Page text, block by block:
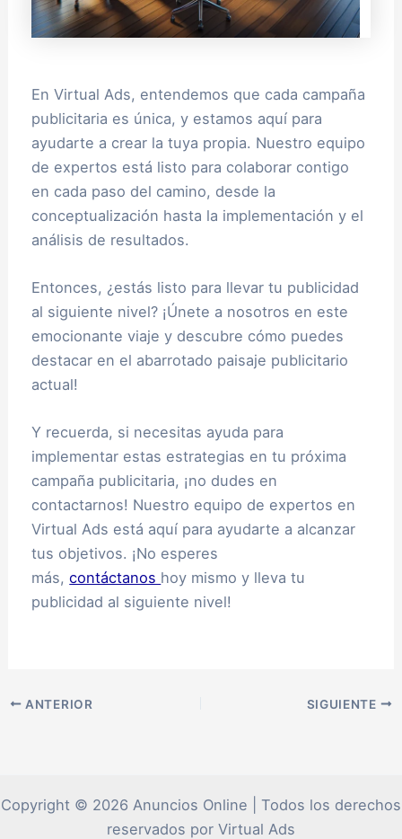
En Virtual Ads, entendemos que cada campaña
publicitaria es única, y estamos aquí para
ayudarte a crear la tuya propia. Nuestro equipo
de expertos está listo para colaborar contigo
en cada paso del camino, desde la
conceptualización hasta la implementación y el
análisis de resultados.
Entonces, ¿estás listo para llevar tu publicidad
al siguiente nivel? ¡Únete a nosotros en este
emocionante viaje y descubre cómo puedes
destacar en el abarrotado paisaje publicitario
actual!
Y recuerda, si necesitas ayuda para
implementar estas estrategias en tu próxima
campaña publicitaria, ¡no dudes en
contactarnos! Nuestro equipo de expertos en
Virtual Ads está aquí para ayudarte a alcanzar
tus objetivos. ¡No esperes
más,contáctanos hoy mismo y lleva tu
publicidad al siguiente nivel!
ANTERIOR SIGUIENTE
Copyright © 2026 Anuncios Online | Todos los derechos
reservados por Virtual Ads